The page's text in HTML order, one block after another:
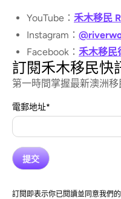
訂閱禾木移民快
第一時間掌握最新澳洲
電郵地址*
訂閱即表示你已閱讀並同意我們
YouTube： 禾木移民
Instagram：
Facebook： 禾木移民